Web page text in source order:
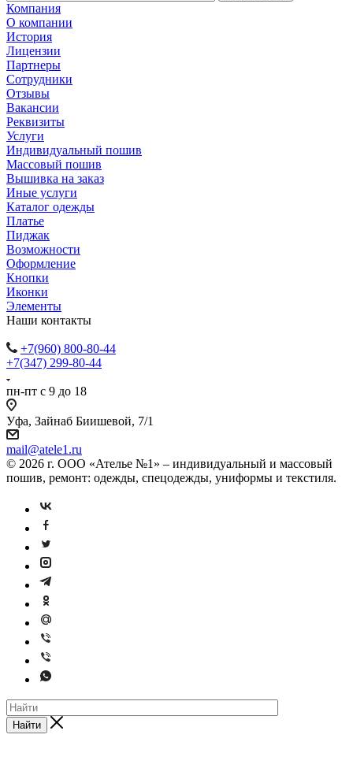
Компания
О компании
История
Лицензии
Партнеры
Сотрудники
Отзывы
Вакансии
Реквизиты
Услуги
Индивидуальный пошив
Массовый пошив
Вышивка на заказ
Иные услуги
Каталог одежды
Платье
Пиджак
Возможности
Оформление
Кнопки
Иконки
Элементы
Наши контакты
+7(960) 800-80-44
+7(347) 299-80-44
пн-пт с 9 до 18
Уфа, Зайнаб Биишевой, 7/1
mail@atele1.ru
© 2026 г. ООО «Ателье №1» – индивидуальный и массовый
пошив, ремонт: одежды, спецодежды, униформы и текстиля.
Найти